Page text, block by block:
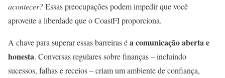
acontecer?Essas preocupações podem impedir que você
aproveite a liberdade que o CoastFI proporciona.
A chave para superar essas barreiras éa comunicação aberta e
honesta. Conversas regulares sobre finanças – incluindo
sucessos, falhas e receios – criam um ambiente de confiança,